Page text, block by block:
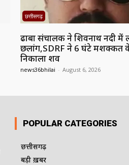
छत्तीसगढ़
ढाबा संचालक ने शिवनाथ नदी में
छलांग,SDRF ने 6 घंटे मशक्कत
निकाला शव
news36bhilai - August 6, 2026
POPULAR CATEGORIES
छत्तीसगढ़
बड़ी ख़बर